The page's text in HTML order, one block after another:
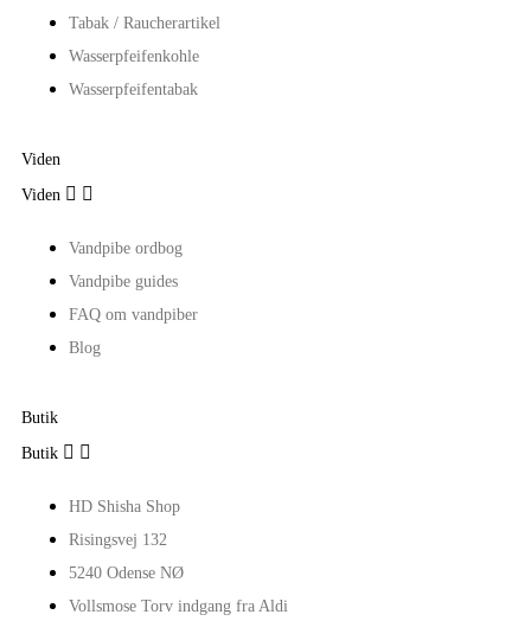
Tabak / Raucherartikel
Wasserpfeifenkohle
Wasserpfeifentabak
Viden
Viden  
Vandpibe ordbog
Vandpibe guides
FAQ om vandpiber
Blog
Butik
Butik  
HD Shisha Shop
Risingsvej 132
5240 Odense NØ
Vollsmose Torv indgang fra Aldi